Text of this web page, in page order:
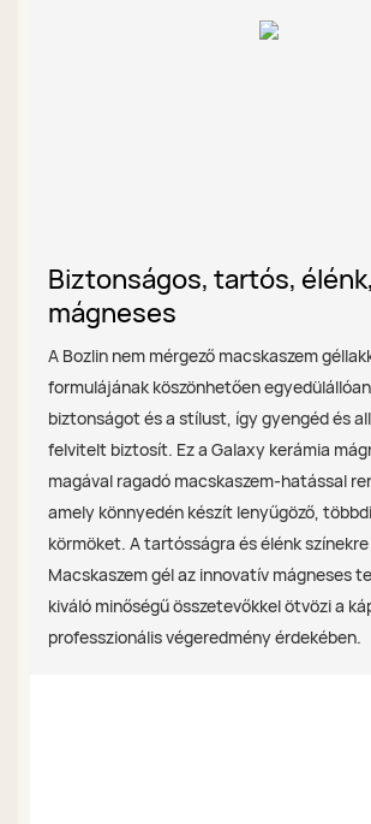
Biztonságos, tartós, élénk,
mágneses
A Bozlin nem mérgező macskaszem
formulájának köszönhetően
biztonságot és a stílust, így gyengéd és
felvitelt biztosít. Ez a Galaxy kerámia
magával ragadó macskaszem-hatással
amely könnyedén készít lenyűgöző,
körmöket. A tartósságra és élénk
Macskaszem gél az innovatív mágneses
kiváló minőségű összetevőkkel ötvözi a
professzionális végeredmény érdekében.